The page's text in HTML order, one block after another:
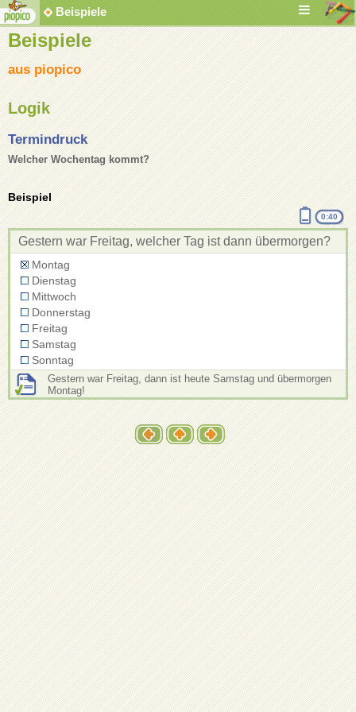
Beispiele
aus piopico
Logik
Termindruck
Welcher Wochentag kommt?
Beispiel
0:40
Gestern war Freitag, welcher Tag ist dann übermorgen?
Montag
Dienstag
Mittwoch
Donnerstag
Freitag
Samstag
Sonntag
Gestern war Freitag, dann ist heute Samstag und übermorgen
Montag!
Beispiele